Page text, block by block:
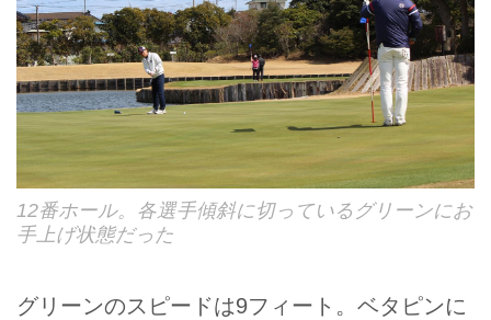
12番ホール。各選手傾斜に切っているグリーンにお
手上げ状態だった
グリーンのスピードは9フィート。ベタピンに